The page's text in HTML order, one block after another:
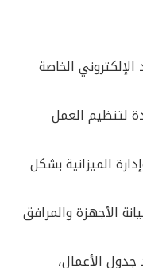
الإلكتروني الخاصة
لتنظيم العمل
الميزانية بشكل
الأجهزة والمرافق
جدول الأعمال،